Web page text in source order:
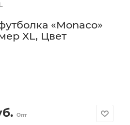
«Monaco»
XL, Цвет
Опт